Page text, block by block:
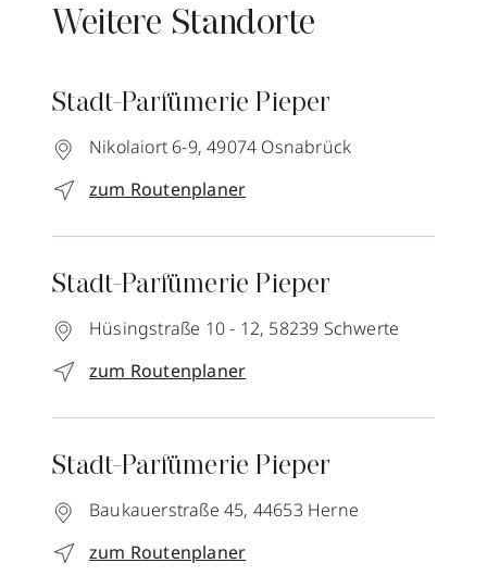
Weitere Standorte
Stadt-Parfümerie Pieper
Nikolaiort 6-9, 49074 Osnabrück
zum Routenplaner
Stadt-Parfümerie Pieper
Hüsingstraße 10 - 12, 58239 Schwerte
zum Routenplaner
Stadt-Parfümerie Pieper
Baukauerstraße 45, 44653 Herne
zum Routenplaner